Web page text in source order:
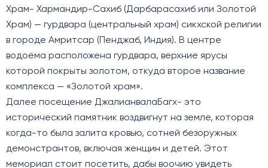
Храм- Хармандир-Сахиб (Дарбарасахиб или Золотой
Храм) — гурдвара (центральный храм) сикхской религии
в городе Амритсар (Пенджаб, Индия). В центре
водоёма расположена гурдвара, верхние ярусы
которой покрыты золотом, откуда второе название
комплекса — «Золотой храм».
Далее посещение ДжалианвалаБагх- это
исторический памятник воздвигнут на земле, которая
когда-то была залита кровью, сотней безоружных
демонстрантов, включая женщин и детей. Этот
мемориал стоит посетить, дабы воочию увидеть